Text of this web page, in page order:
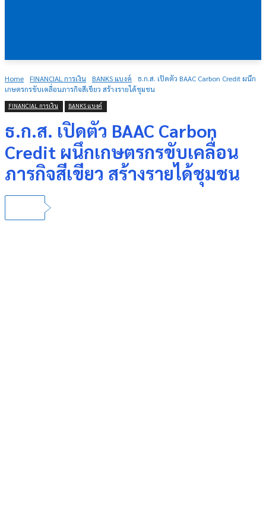
Home FINANCIAL การเงิน BANKS แบงค์
ธ.ก.ส. เปิดตัว BAAC Carbon Credit ผนึก
เกษตรกรขับเคลื่อนภารกิจสีเขียว สร้างรายได้ชุมชน
FINANCIAL การเงิน BANKS แบงค์
ธ.ก.ส. เปิดตัว BAAC Carbon
Credit ผนึกเกษตรกรขับเคลื่อน
ภารกิจสีเขียว สร้างรายได้ชุมชน